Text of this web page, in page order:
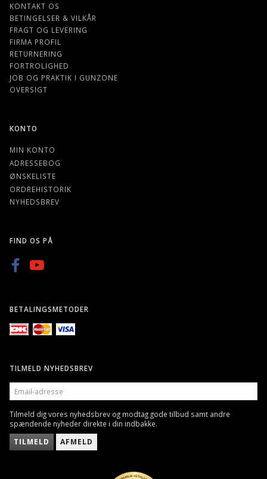
KONTAKT OS
BETINGELSER & VILKÅR
FRAGT OG LEVERING
FIRMA PROFIL
RETURNERING
FORTROLIGHED
JOB OG PRAKTIK I GUNZONE
OVERSIGT
KONTO
MIN KONTO
ADRESSEBOG
ØNSKELISTE
ORDREHISTORIK
NYHEDSBREV
FIND OS PÅ
BETALINGSMETODER
TILMELD NYHEDSBREV
EMAIL-
ADRESSE
Tilmeld dig vores nyhedsbrev og modtag gode tilbud samt andre
spændende nyheder direkte i din indbakke.
TILMELD AFMELD